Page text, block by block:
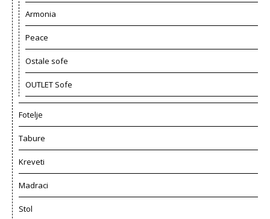
Armonia
Peace
Ostale sofe
OUTLET Sofe
Fotelje
Tabure
Kreveti
Madraci
Stol